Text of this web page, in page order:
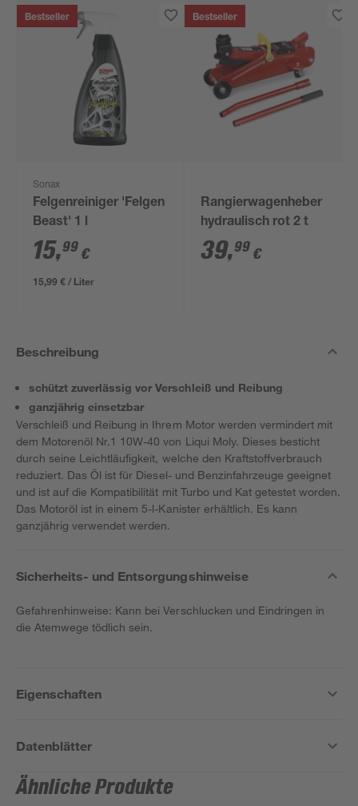
Bestseller
Sonax
Felgenreiniger 'Felgen
Beast' 1 l
15,99 €
15,99 € / Liter
Bestseller
Rangierwagenheber
hydraulisch rot 2 t
39,99 €
Beschreibung
schützt zuverlässig vor Verschleiß und Reibung
ganzjährig einsetzbar
Verschleiß und Reibung in Ihrem Motor werden vermindert mit
dem Motorenöl Nr.1 10W-40 von Liqui Moly. Dieses besticht
durch seine Leichtläufigkeit, welche den Kraftstoffverbrauch
reduziert. Das Öl ist für Diesel- und Benzinfahrzeuge geeignet
und ist auf die Kompatibilität mit Turbo und Kat getestet worden.
Das Motoröl ist in einem 5-l-Kanister erhältlich. Es kann
ganzjährig verwendet werden.
Sicherheits- und Entsorgungshinweise
Gefahrenhinweise: Kann bei Verschlucken und Eindringen in
die Atemwege tödlich sein.
Eigenschaften
Datenblätter
Ähnliche Produkte